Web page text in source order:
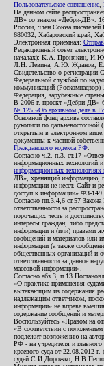
Пользовательское соглашение
На данном сайте
ДВ» со знаком «Дебри-ДВ».
России, член Союза
680032, Хабаровский край,
Электронная приемная:
Редакционный совет
началах): К.А. Пронякин,
Л.Н. Левина, А.Ю. Жданов,
Свидетельство о
Федеральной службой по
коммуникаций (Роскомнадзор)
Федерация, зарубежные страны.
В 2006 г. проект «Дебри-ДВ»
№ 125 «Об архивном деле в
Основной фонд архива
рукописи по
открытым в электронном
документы к частной
Гражданского кодекса РФ
Согласно ч.2. п.3. ст.17
информационных технологий
информационных
ДВ», хранящий информацию,
информации не несет. Сайт и
доступ к информации» ФЗ-149.
Согласно пп.3,4,6 ст.57
ответственности за
порочащих честь и
интересы граждан, либо
информации и (или) правами
сообщений и материалов или
информации (а также
общественных организаций и
ответственности за данное
массовой информации».
Согласно абз.3, п.13
«О практике применения
вытекающим из содержания
надлежащим ответчиком,
информации» не вправе
содержание сообщений и
Воспользуйтесь «Правом на
«В соответствии с
подлежит возложению на
РФ - на учредителя и главного
краевого суда от 22.08.2012
судей С.И.Дорожко,